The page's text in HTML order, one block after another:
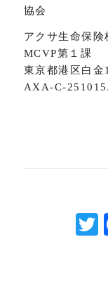
協会
アクサ生命保
MCVP第１課
東京都港区白
AXA-C-